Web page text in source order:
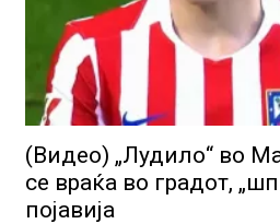
(Видео) „Лудило“ во
се враќа во градот,
појавија